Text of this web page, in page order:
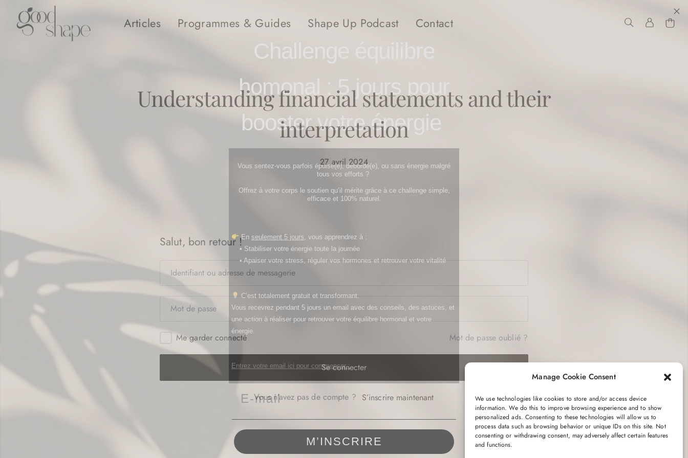
Manage Cookie Consent
We use technologies like cookies to store and/or access device
information. We do this to improve browsing experience and to show
personalized ads. Consenting to these technologies will allow us to
process data such as browsing behavior or unique IDs on this site. Not
consenting or withdrawing consent, may adversely affect certain features
and functions.
Hello
Articles Programmes & Guides Shape Up Podcast Contact
Understanding financial statements and their
interpretation
27 avril 2024
Salut, bon retour !
Me garder connecté Mot de passe oublié ?
Se connecter
Vous n’avez pas de compte ? S’inscrire maintenant
Challenge équilibre
homonal : 5jours pour
booster votre énergie
Vous sentez-vous parfois épuisé(e), débordé(e), ou sans énergie malgré
tous vos efforts ?
Offrez à votre corps le soutien qu’il mérite grâce à ce challenge simple,
efficace et 100% naturel.
En seulement 5 jours , vous apprendrez à :
• Stabiliser votre énergie toute la journée
• Apaiser votre stress, réguler vos hormones et retrouver votre vitalité
C’est totalement gratuit et transformant.
Vous recevrez pendant 5 jours un email avec des conseils, des astuces, et
une action à réaliser pour retrouver votre équilibre hormonal et votre
énergie.
Entrez votre email ici pour commencer :
Email
M’INSCRIRE